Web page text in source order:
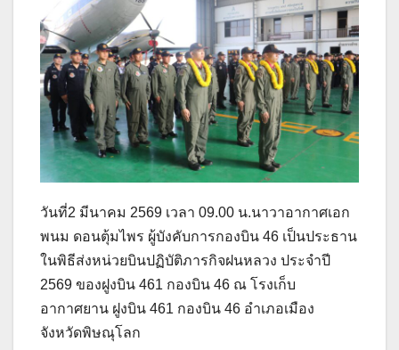
วันที่2 มีนาคม 2569 เวลา 09.00 น.นาวาอากาศเอก
พนม ดอนตุ้มไพร ผู้บังคับการกองบิน 46 เป็นประธาน
ในพิธีส่งหน่วยบินปฏิบัติภารกิจฝนหลวง ประจำปี
2569 ของฝูงบิน 461 กองบิน 46 ณ โรงเก็บ
อากาศยาน ฝูงบิน 461 กองบิน 46 อำเภอเมือง
จังหวัดพิษณุโลก